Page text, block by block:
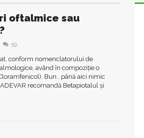
oftalmice sau
59
conform nomenclatorului de
având în compoziție o
Bun.. până aici nimic
recomandă Betapiotalul și